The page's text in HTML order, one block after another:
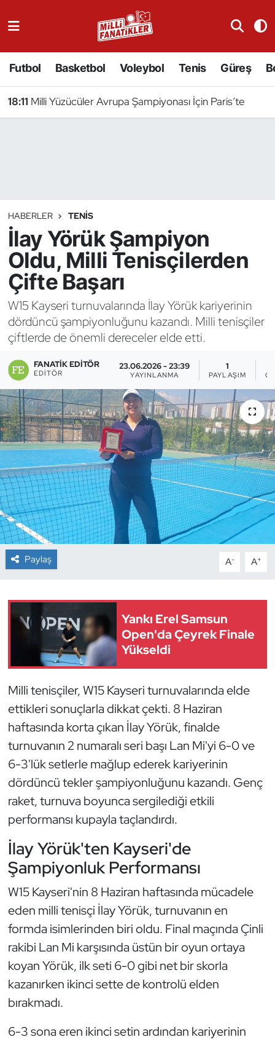
Futbol Basketbol Voleybol Tenis Güreş
18:11 Milli Yüzücüler Avrupa Şampiyonası İçin Paris’te
HABERLER TENIS
İlay Yörük Şampiyon
Oldu, Milli Tenisçilerden
Çifte Başarı
W15 Kayseri turnuvalarında İlay Yörük kariyerinin
dördüncü şampiyonluğunu kazandı. Milli tenisçiler
çiftlerde de önemli dereceler elde etti.
FANATIK EDITÖR
EDITÖR
23.06.2026 - 23:39
YAYINLANMA
1
PAYLAŞIM
Paylaş A- A+
Yankı Erel Samsun
Open'da Çeyrek Finale
Yükseldi
Milli tenisçiler, W15 Kayseri turnuvalarında elde
ettikleri sonuçlarla dikkat çekti. 8 Haziran
haftasında korta çıkan İlay Yörük, finalde
turnuvanın 2 numaralı seri başı Lan Mi'yi 6-0 ve
6-3'lük setlerle mağlup ederek kariyerinin
dördüncü tekler şampiyonluğunu kazandı. Genç
raket, turnuva boyunca sergilediği etkili
performansı kupayla taçlandırdı.
İlay Yörük'ten Kayseri'de
Şampiyonluk Performansı
W15 Kayseri'nin 8 Haziran haftasında mücadele
eden milli tenisçi İlay Yörük, turnuvanın en
formda isimlerinden biri oldu. Final maçında Çinli
rakibi Lan Mi karşısında üstün bir oyun ortaya
koyan Yörük, ilk seti 6-0 gibi net bir skorla
kazanırken ikinci sette de kontrolü elden
bırakmadı.
6-3 sona eren ikinci setin ardından kariyerinin
Badminton
Binicilik
Bisiklet
Bocce Bowling Dart
Boks
Briç
Buz Hokeyi
Buz Pateni
Çim Hokeyi
Cimnastik
Curling
Dağcılık
E-Spor
Futbol
Futsal
Genel
Golf
Halter
Hava Sporları
Hentbol
İşitme Engelli Sporcular
Judo ve Kuraş